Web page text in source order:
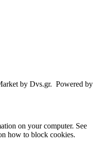
by Dvs.gr. Powered by
on your computer. See
how to block cookies.